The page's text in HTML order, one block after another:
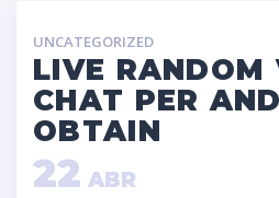
UNCATEGORIZED
LIVE RANDOM
CHAT PER
OBTAIN
22 ABR